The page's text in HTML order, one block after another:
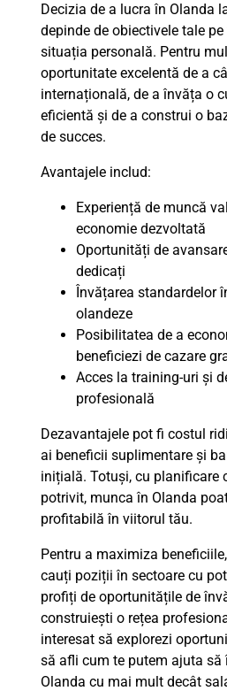
Decizia de a lucra în Olanda
depinde de obiectivele tale
situația personală. Pentru
oportunitate excelentă de a
internațională, de a învăța o
eficientă și de a construi o
de succes.
Avantajele includ:
Experiență de muncă
economie dezvoltată
Oportunități de
dedicați
Învățarea standardelor
olandeze
Posibilitatea de a
beneficiezi de cazare
Acces la training-uri și
profesională
Dezavantajele pot fi costul
ai beneficii suplimentare și
inițială. Totuși, cu planificare
potrivit, munca în Olanda
profitabilă în viitorul tău.
Pentru a maximiza
cauți poziții în sectoare cu
profiți de oportunitățile de
construiești o rețea
interesat să explorezi
să afli cum te putem ajuta să
Olanda cu mai mult decât